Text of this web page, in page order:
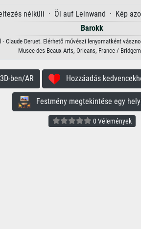
nélküli · Öl auf Leinwand · Kép
Barokk
Claude Deruet. Elérhető művészi lenyomatként
Musee des Beaux-Arts, Orleans, France /
ben/AR Hozzáadás
Festmény megtekintése egy
0 Vélemények